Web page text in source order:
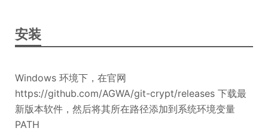
安装
Windows 环境下，在官网
https://github.com/AGWA/git-crypt/releases 下载最
新版本软件，然后将其所在路径添加到系统环境变量
PATH